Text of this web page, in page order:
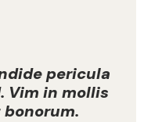
pericula
Vim in mollis